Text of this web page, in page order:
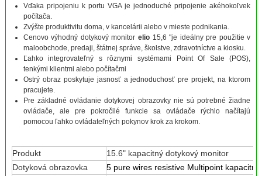
Vďaka pripojeniu k portu VGA je jednoduché pripojenie akéhokoľvek
počítača.
Zvýšte produktivitu doma, v kancelárii alebo v mieste podnikania.
Cenovo výhodný dotykový monitor elio 15,6 "je ideálny pre použitie v
maloobchode, predaji, štátnej správe, školstve, zdravotníctve a kiosku.
Ľahko integrovateľný s rôznymi systémami Point Of Sale (POS),
tenkými klientmi alebo počítačmi
Ostrý obraz poskytuje jasnosť a jednoduchosť pre projekt, na ktorom
pracujete.
Pre základné ovládanie dotykovej obrazovky nie sú potrebné žiadne
ovládače, ale pre pokročilé funkcie sa ovládače rýchlo načítajú
pomocou ľahko ovládateľných pokynov krok za krokom.
Produkt
15.6" kapacitný dotykový monitor
Dotyková obrazovka
5 pure wires resistive Multipoint